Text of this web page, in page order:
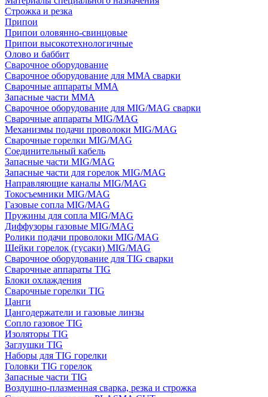
Строжка и резка
Припои
Припои оловянно-свинцовые
Припои высокотехнологичные
Олово и баббит
Сварочное оборудование
Сварочное оборудование для MMA сварки
Сварочные аппараты MMA
Запасные части MMA
Сварочное оборудование для MIG/MAG сварки
Сварочные аппараты MIG/MAG
Механизмы подачи проволоки MIG/MAG
Сварочные горелки MIG/MAG
Соединительный кабель
Запасные части MIG/MAG
Запасные части для горелок MIG/MAG
Направляющие каналы MIG/MAG
Токосъемники MIG/MAG
Газовые сопла MIG/MAG
Пружины для сопла MIG/MAG
Диффузоры газовые MIG/MAG
Ролики подачи проволоки MIG/MAG
Шейки горелок (гусаки) MIG/MAG
Сварочное оборудование для TIG сварки
Сварочные аппараты TIG
Блоки охлаждения
Сварочные горелки TIG
Цанги
Цангодержатели и газовые линзы
Сопло газовое TIG
Изоляторы TIG
Заглушки TIG
Наборы для TIG горелки
Головки TIG горелок
Запасные части TIG
Воздушно-плазменная сварка, резка и строжка